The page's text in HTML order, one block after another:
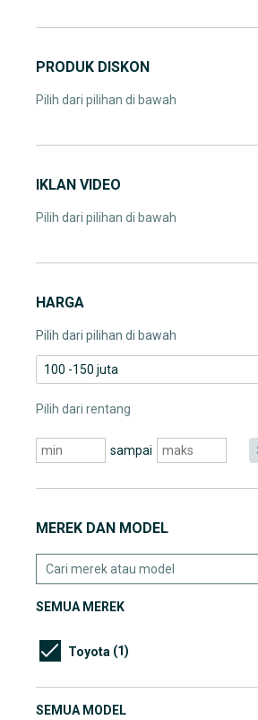
PRODUK DISKON
Pilih dari pilihan di bawah
IKLAN VIDEO
Pilih dari pilihan di bawah
HARGA
Pilih dari pilihan di bawah
100 -150 juta
Pilih dari rentang
sampai
MEREK DAN MODEL
SEMUA MEREK
Toyota (1)
SEMUA MODEL